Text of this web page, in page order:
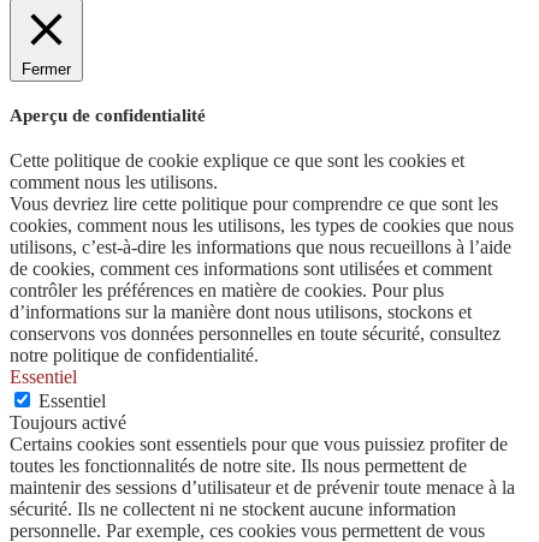
Fermer
Aperçu de confidentialité
Cette politique de cookie explique ce que sont les cookies et
comment nous les utilisons.
Vous devriez lire cette politique pour comprendre ce que sont les
cookies, comment nous les utilisons, les types de cookies que nous
utilisons, c’est-à-dire les informations que nous recueillons à l’aide
de cookies, comment ces informations sont utilisées et comment
contrôler les préférences en matière de cookies. Pour plus
d’informations sur la manière dont nous utilisons, stockons et
conservons vos données personnelles en toute sécurité, consultez
notre politique de confidentialité.
Essentiel
Essentiel
Toujours activé
Certains cookies sont essentiels pour que vous puissiez profiter de
toutes les fonctionnalités de notre site. Ils nous permettent de
maintenir des sessions d’utilisateur et de prévenir toute menace à la
sécurité. Ils ne collectent ni ne stockent aucune information
personnelle. Par exemple, ces cookies vous permettent de vous